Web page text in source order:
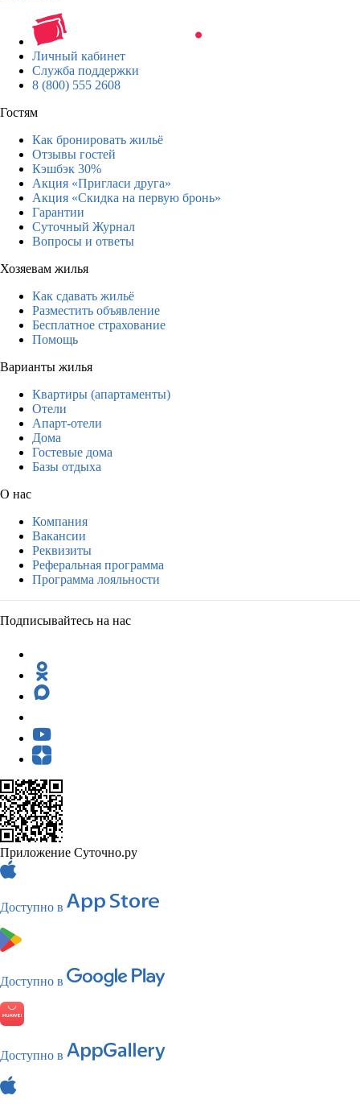
Личный кабинет
Служба поддержки
8 (800) 555 2608
Гостям
Как бронировать жильё
Отзывы гостей
Кэшбэк 30%
Акция «Пригласи друга»
Акция «Скидка на первую бронь»
Гарантии
Суточный Журнал
Вопросы и ответы
Хозяевам жилья
Как сдавать жильё
Разместить объявление
Бесплатное страхование
Помощь
Варианты жилья
Квартиры (апартаменты)
Отели
Апарт-отели
Дома
Гостевые дома
Базы отдыха
О нас
Компания
Вакансии
Реквизиты
Реферальная программа
Программа лояльности
Подписывайтесь на нас
Приложение Суточно.ру
Доступно в
Доступно в
Доступно в